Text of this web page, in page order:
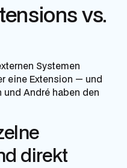
vs.
Systemen
eine Extension — und
André haben den
direkt